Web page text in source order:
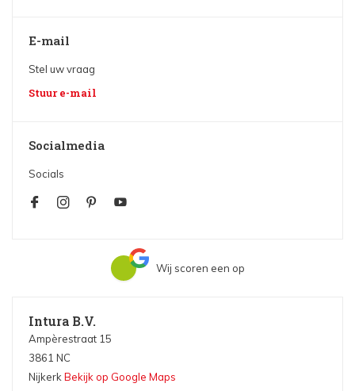
E-mail
Stel uw vraag
Stuur e-mail
Socialmedia
Socials
Wij scoren een op
Intura B.V.
Ampèrestraat 15
3861 NC
Nijkerk Bekijk op Google Maps